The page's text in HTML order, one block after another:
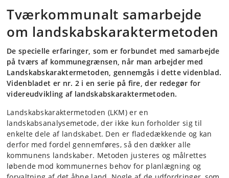
Tværkommunalt samarbejde
om landskabskaraktermetoden
De specielle erfaringer, som er forbundet med samarbejde
på tværs af kommunegrænsen, når man arbejder med
Landskabskaraktermetoden, gennemgås i dette videnblad.
Videnbladet er nr. 2 i en serie på fire, der redegør for
videreudvikling af landskabskaraktermetoden.
Landskabskaraktermetoden (LKM) er en
landskabsanalysemetode, der ikke kun forholder sig til
enkelte dele af landskabet. Den er fladedækkende og kan
derfor med fordel gennemføres, så den dækker alle
kommunens landskaber. Metoden justeres og målrettes
løbende mod kommunernes behov for planlægning og